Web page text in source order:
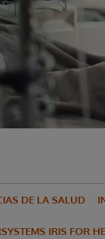
DE LA SALUD
IRIS FOR